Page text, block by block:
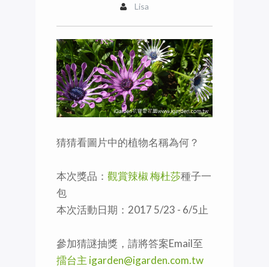
Lisa
猜猜看圖片中的植物名稱為何？
本次獎品： 觀賞辣椒 梅杜莎種子一
包
本次活動日期：2017 5/23 - 6/5止
參加猜謎抽獎，請將答案Email至
擂台主 igarden@igarden.com.tw